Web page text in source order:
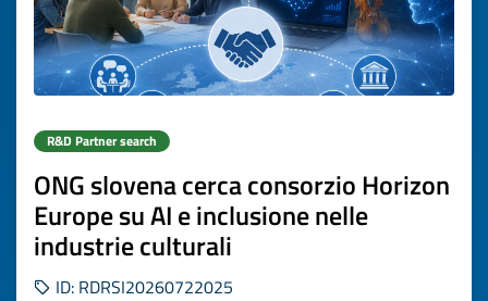
R&D Partner search
ONG slovena cerca consorzio Horizon
Europe su AI e inclusione nelle
industrie culturali
ID: RDRSI20260722025